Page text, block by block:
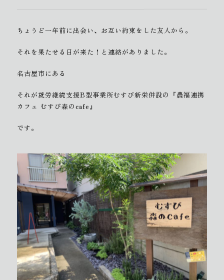
ちょうど一年前に出会い、お互い約束をした友人から。
それを果たせる日が来た！と連絡がありました。
名古屋市にある
それが就労継続支援B型事業所むすび新栄併設の『農福連携
カフェ むすび森のcafe』
です。